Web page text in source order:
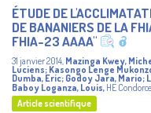
ÉTUDE DE
DE BANANIERS DE LA
FHIA-23 AAAA"
31 janvier 2014 Mazinga Kwey,
Luciens; Kasongo Lenge
Dumba, Eric; Godoy Jara, Mario;
Baboy Loganza, Louis, HE
Article scientifique